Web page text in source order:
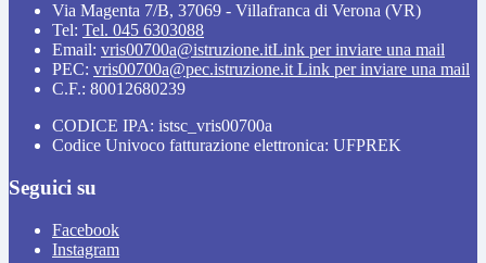
Via Magenta 7/B, 37069 - Villafranca di Verona (VR)
Tel: Tel. 045 6303088
Email: vris00700a@istruzione.itLink per inviare una mail
PEC: vris00700a@pec.istruzione.it Link per inviare una mail
C.F.: 80012680239
CODICE IPA: istsc_vris00700a
Codice Univoco fatturazione elettronica: UFPREK
Seguici su
Facebook
Instagram